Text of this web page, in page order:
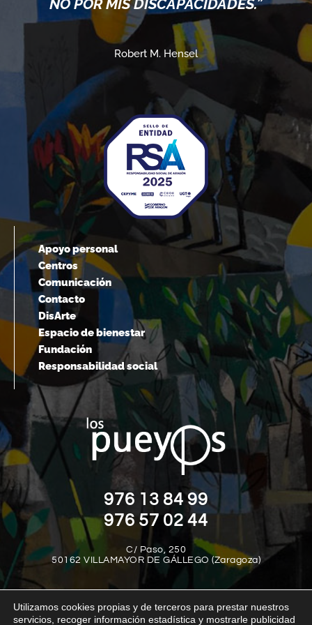
MIS DISCAPACIDADES.”
Robert M. Hensel
Apoyo personal
Centros
Comunicación
Contacto
DisArte
Espacio de bienestar
Fundación
Responsabilidad social
976 13 84 99
976 57 02 44
C/ Paso, 250
50162 VILLAMAYOR DE GÁLLEGO (Zaragoza)
Utilizamos cookies propias y de terceros para prestar nuestros
servicios, recoger información estadística y mostrarle publicidad